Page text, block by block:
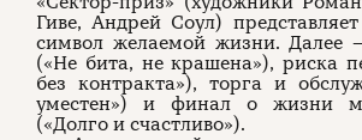
Гиве, Андрей Соул)
символ желаемой жизни. Далее
(«Не бита, не крашена»), риска
без контракта»), торга и
уместен») и финал о жизни
(«Долго и счастливо»).